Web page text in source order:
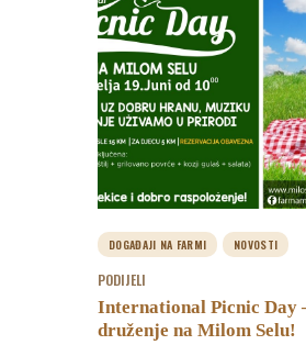
PROIZVODI
AGROTURIZAM I
RESTORAN
MINI ZOO
KONTAKT
KUPI PROIZVODE
DOGAĐAJI NA FARMI NOVOSTI
PODIJELI
International Picnic Day
druženje na Milom Selu!